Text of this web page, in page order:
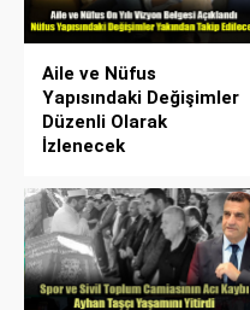
Aile ve Nüfus
Yapısındaki Değişimler
Düzenli Olarak
İzlenecek